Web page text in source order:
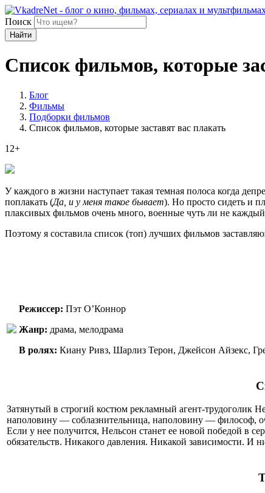
Поиск
Найти
Список фильмов, которые
Блог
Фильмы
Подборки фильмов
Список фильмов, которые заставят вас плакать
12+
У каждого в жизни наступает такая темная полоса когда
поплакать (Да, и у меня такое бывает). Но просто сидеть и
плаксивых фильмов очень много, военные чуть ли не
Поэтому я составила список (топ) лучших фильмов
Режиссер: Пэт О’Коннор
Жанр: драма, мелодрама
В ролях: Киану Ривз, Шарлиз Терон, Джейсон Айзекс,
Затянутый в строгий костюм рекламный агент-трудоголик
наполовину — соблазнительница, наполовину — философ,
Если у нее получится, Нельсон станет ее новой победой в
обязательств. Никакого давления. Никакой зависимости. И